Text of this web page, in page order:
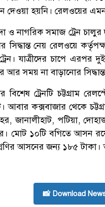
দেওয়া হয়নি। রেলওয়ের এমন
ও নাগরিক সমাজ ট্রেন
সিদ্ধান্ত নেয় রেলওয়ে
যাত্রীদের চাপে এরপর
সময় না বাড়ানোর
বিশেষ ট্রেনটি চট্টগ্রাম
কক্সবাজার থেকে
জানালীহাট, পটিয়া,
মোট ১০টি বগিতে আসন
আসনের জন্য ১৮৫
📸 Download